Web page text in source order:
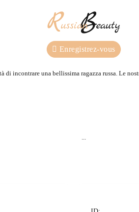
Enregistrez-vous
di incontrare una bellissima ragazza russa. Le
...